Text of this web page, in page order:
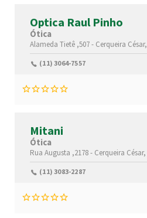
Optica Raul Pinho
Ótica
Alameda Tietê ,507 - Cerqueira César,
(11) 3064-7557
Mitani
Ótica
Rua Augusta ,2178 - Cerqueira César,
(11) 3083-2287